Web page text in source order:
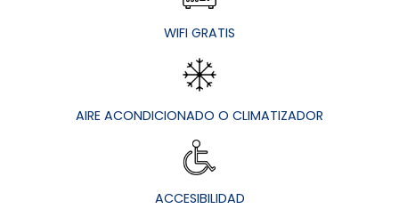
WIFI GRATIS
AIRE ACONDICIONADO O CLIMATIZADOR
ACCESIBILIDAD